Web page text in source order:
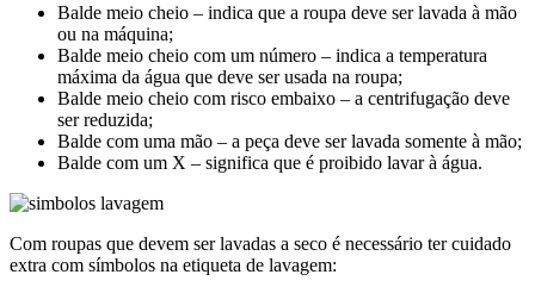
Balde meio cheio – indica que a roupa deve ser lavada à mão
ou na máquina;
Balde meio cheio com um número – indica a temperatura
máxima da água que deve ser usada na roupa;
Balde meio cheio com risco embaixo – a centrifugação deve
ser reduzida;
Balde com uma mão – a peça deve ser lavada somente à mão;
Balde com um X – significa que é proibido lavar à água.
Com roupas que devem ser lavadas a seco é necessário ter cuidado
extra com símbolos na etiqueta de lavagem: